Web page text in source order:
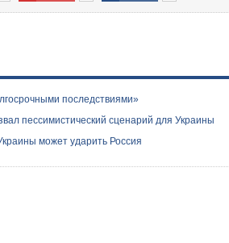
последствиями»
пессимистический сценарий для Украины
может ударить Россия